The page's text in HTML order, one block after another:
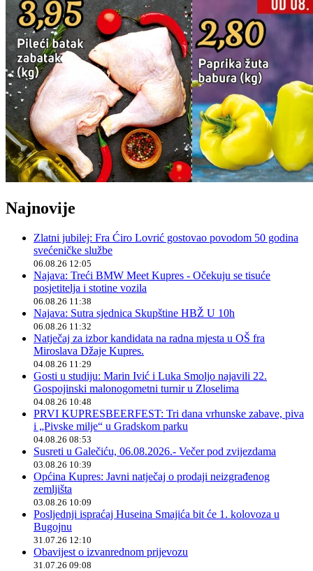
Najnovije
Zlatni jubilej: Fra Ćiro Lovrić gostovao povodom 50 godina
svećeničke službe
06.08.26 12:05
Najava: Treći BMW Meet Kupres - Očekuju se tisuće
posjetitelja i stotine vozila
06.08.26 11:38
Najava: Sutra sjednica Skupštine HBŽ U 10h
06.08.26 11:32
Natječaj za izbor kandidata na radna mjesta u OŠ fra
Miroslava Džaje Kupres.
04.08.26 11:29
Gosti u studiju: Marin Ivić i Luka Smoljo najavili 22.
Gospojinski malonogometni turnir u Zloselima
04.08.26 10:48
PRVI KUPRESBEERFEST: Tri dana vrhunske zabave, piva
i „Pivske milje“ u Gradskom parku
04.08.26 08:53
Susreti u Galečiću, 06.08.2026.- Večer pod zvijezdama
03.08.26 10:39
Općina Kupres: Javni natječaj o prodaji neizgrađenog
zemljišta
03.08.26 10:09
Posljednji ispraćaj Huseina Smajića bit će 1. kolovoza u
Bugojnu
31.07.26 12:10
Obavijest o izvanrednom prijevozu
31.07.26 09:08